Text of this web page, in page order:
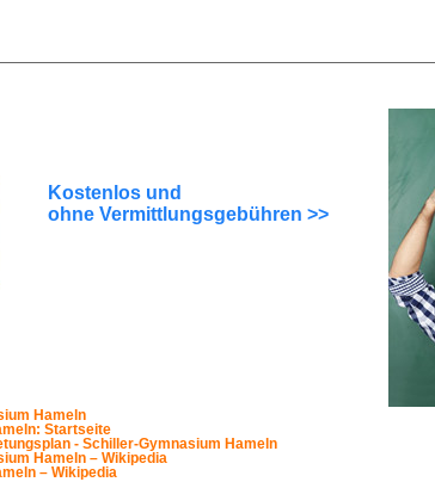
Kostenlos und
ohne Vermittlungsgebühren >>
Hameln
Startseite
- Schiller-Gymnasium Hameln
Hameln – Wikipedia
– Wikipedia